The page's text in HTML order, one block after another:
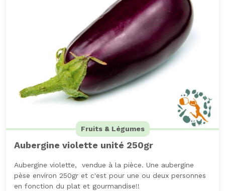
Fruits & Légumes
Aubergine violette unité 250gr
Aubergine violette, vendue à la pièce. Une aubergine
pèse environ 250gr et c'est pour une ou deux personnes
en fonction du plat et gourmandise!!